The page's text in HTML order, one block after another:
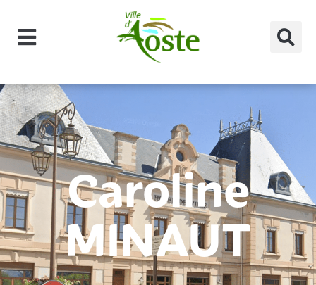
Caroline
MINAUT